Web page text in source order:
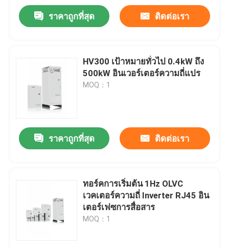
ราคาถูกที่สุด ติดต่อเรา
HV300 เป้าหมายทั่วไป 0.4kW ถึง
500kW อินเวอร์เตอร์ความถี่แปร
MOQ：1
ราคาถูกที่สุด ติดต่อเรา
ทอร์คการเริ่มต้น 1Hz OLVC
เวคเตอร์ความถี่ Inverter RJ45 อิน
เตอร์เฟซการสื่อสาร
MOQ：1